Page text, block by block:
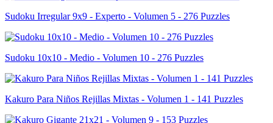
Sudoku Irregular 9x9 - Experto - Volumen 5 - 276 Puzzles
Sudoku 10x10 - Medio - Volumen 10 - 276 Puzzles
Kakuro Para Niños Rejillas Mixtas - Volumen 1 - 141 Puzzles